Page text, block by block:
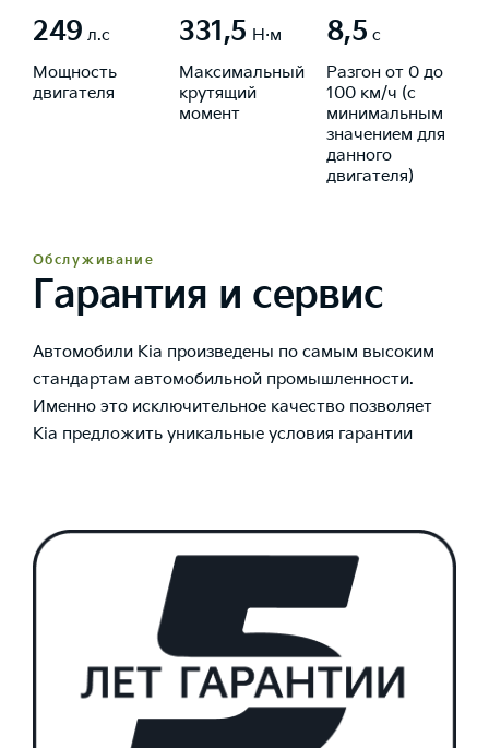
249 л.с
Мощность
двигателя
331,5 Н·м
Максимальный
крутящий
момент
8,5 с
Разгон от 0 до
100 км/ч (с
минимальным
значением для
данного
двигателя)
Обслуживание
Гарантия и сервис
Автомобили Kia произведены по самым высоким
стандартам автомобильной промышленности.
Именно это исключительное качество позволяет
Kia предложить уникальные условия гарантии